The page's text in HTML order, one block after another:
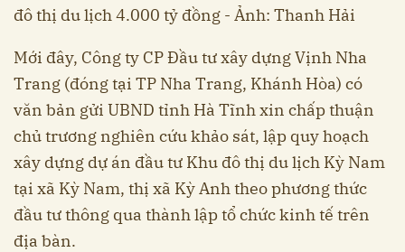
đô thị du lịch 4.000 tỷ đồng - Ảnh: Thanh Hải
Mới đây, Công ty CP Đầu tư xây dựng Vịnh Nha
Trang (đóng tại TP Nha Trang, Khánh Hòa) có
văn bản gửi UBND tỉnh Hà Tĩnh xin chấp thuận
chủ trương nghiên cứu khảo sát, lập quy hoạch
xây dựng dự án đầu tư Khu đô thị du lịch Kỳ Nam
tại xã Kỳ Nam, thị xã Kỳ Anh theo phương thức
đầu tư thông qua thành lập tổ chức kinh tế trên
địa bàn.